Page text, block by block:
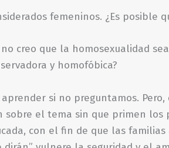
femeninos. ¿Es posible
creo que la homosexualidad
y homofóbica?
si no preguntamos.
el tema sin que primen los
con el fin de que las familias